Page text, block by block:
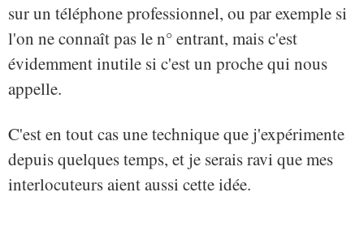
sur un téléphone professionnel, ou par exemple si
l'on ne connaît pas le n° entrant, mais c'est
évidemment inutile si c'est un proche qui nous
appelle.
C'est en tout cas une technique que j'expérimente
depuis quelques temps, et je serais ravi que mes
interlocuteurs aient aussi cette idée.